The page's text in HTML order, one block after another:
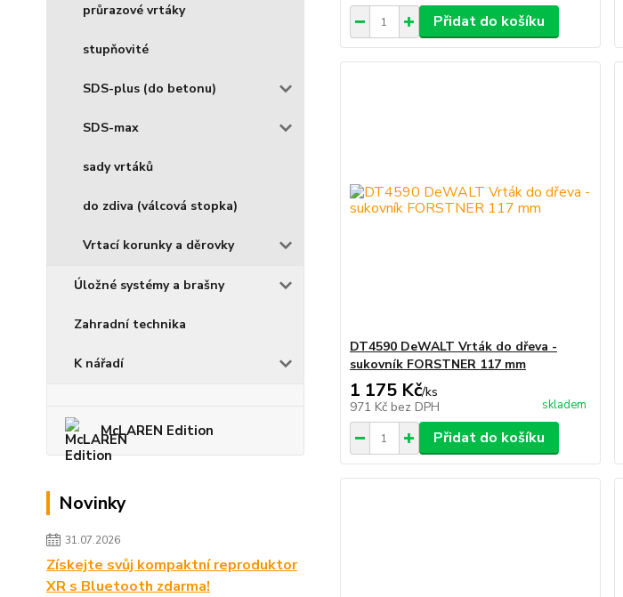
průrazové vrtáky
stupňovité
SDS-plus (do betonu)
SDS-max
sady vrtáků
do zdiva (válcová stopka)
Vrtací korunky a děrovky
Úložné systémy a brašny
Zahradní technika
K nářadí
McLAREN Edition
Novinky
31.07.2026
Získejte svůj kompaktní reproduktor
XR s Bluetooth zdarma!
Přidat do košíku
DT4590 DeWALT Vrták do dřeva -
sukovník FORSTNER 117 mm
1 175 Kč/ks
971 Kč bez DPH skladem
Přidat do košíku